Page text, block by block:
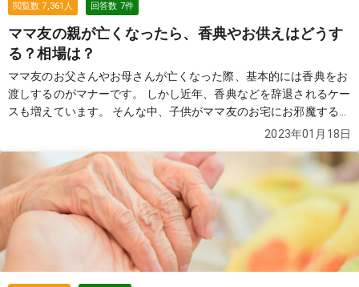
閲覧数7,361 人 回答数 7件
ママ友の親が亡くなったら、香典やお供えはどうす
る？相場は？
ママ友のお父さんやお母さんが亡くなった際、基本的には香典をお
渡しするのがマナーです。 しかし近年、香典などを辞退されるケー
スも増えています。 そんな中、子供がママ友のお宅にお邪魔するこ
とになった、なんてことがあったらどうしたらいいのでしょうか？
てみましょう。 あなたが直面している状況へのヒントにもなるかも
しれません。続きを見る
2023年01月18日